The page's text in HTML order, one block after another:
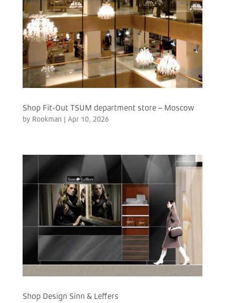
Shop Fit-Out TSUM department store – Moscow
by Rookman | Apr 10, 2026
Shop Design Sinn & Leffers